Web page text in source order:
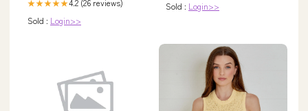
★★★★★4.2 (26 reviews)
Sold : Login>>
Sold : Login>>